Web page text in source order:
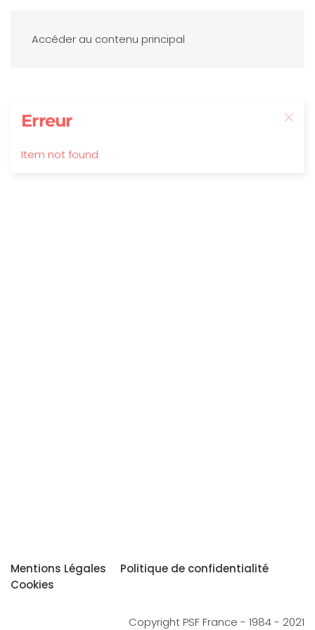
Accéder au contenu principal
Erreur
Item not found
Mentions Légales
Politique de confidentialité
Cookies
Copyright PSF France - 1984 - 2021